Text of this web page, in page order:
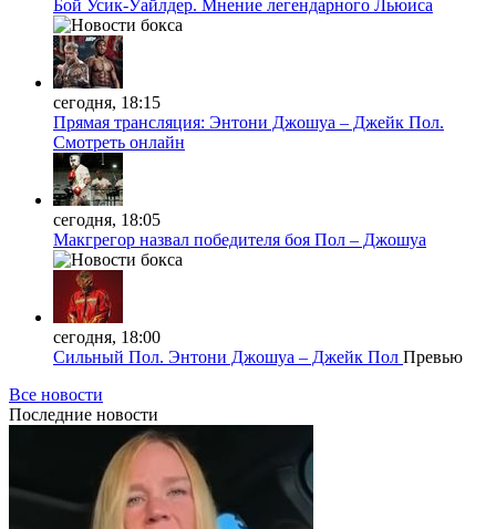
Бой Усик-Уайлдер. Мнение легендарного Льюиса
сегодня, 18:15
Прямая трансляция: Энтони Джошуа – Джейк Пол.
Смотреть онлайн
сегодня, 18:05
Макгрегор назвал победителя боя Пол – Джошуа
сегодня, 18:00
Сильный Пол. Энтони Джошуа – Джейк Пол Превью
Все новости
Последние новости